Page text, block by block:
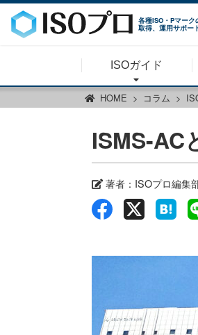
各種ISO・Pマーク
取得、運用サポー
ISOガイド
HOME コラム
ISMS-AC
著者： ISOプロ編集